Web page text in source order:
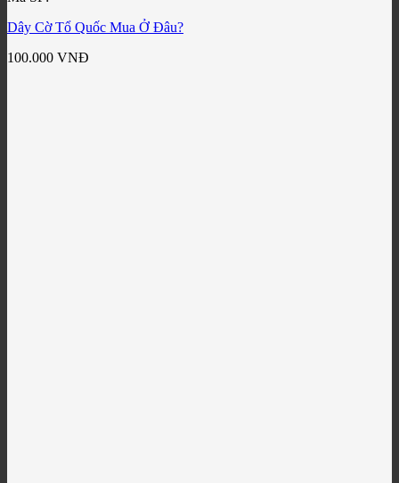
Dây Cờ Tổ Quốc Mua Ở Đâu?
100.000 VNĐ